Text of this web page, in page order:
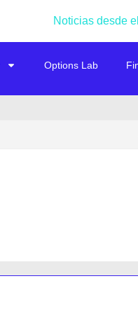
Noticias desde
Options Lab